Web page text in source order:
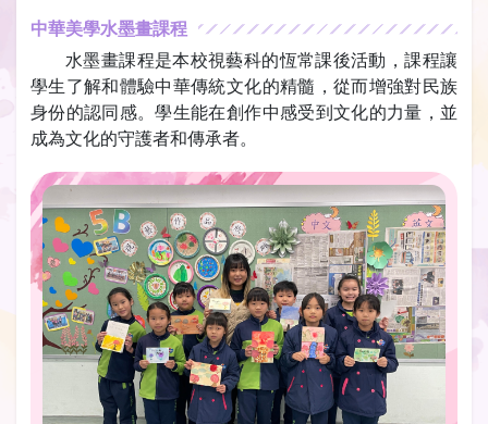
中華美學水墨畫課程
水墨畫課程是本校視藝科的恆常課後活動，課程讓
學生了解和體驗中華傳統文化的精髓，從而增強對民族
身份的認同感。學生能在創作中感受到文化的力量，並
成為文化的守護者和傳承者。